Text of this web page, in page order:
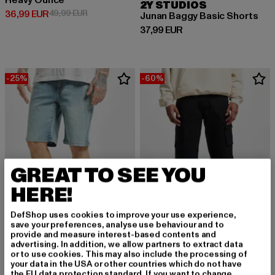
36,99 EUR
Derzeitiger Preis: 36,99 EUR
49,99 EURAktionspreis: 49,99 EUR
2Y STUDIOS
Junan Baggy Basic Shorts
37,99 EUR
Derzeitiger Preis: 37,99 EUR
-25%
URBAN CLASSICS
Relaxed Fit Jean
-60%
DEF
Basic
GREAT TO SEE YOU
HERE!
DefShop uses cookies to improve your use experience,
save your preferences, analyse use behaviour and to
provide and measure interest-based contents and
advertising. In addition, we allow partners to extract data
or to use cookies. This may also include the processing of
your data in the USA or other countries which do not have